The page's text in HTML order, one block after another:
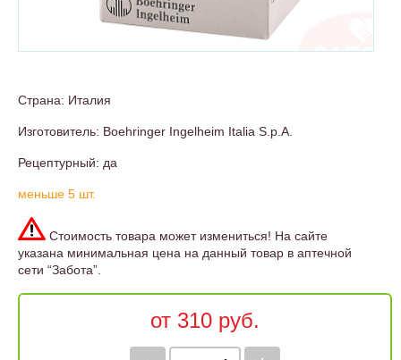
Страна: Италия
Изготовитель: Boehringer Ingelheim Italia S.p.A.
Рецептурный: да
меньше 5 шт.
Стоимость товара может измениться! На сайте
указана минимальная цена на данный товар в аптечной
сети “Забота”.
от 310 руб.